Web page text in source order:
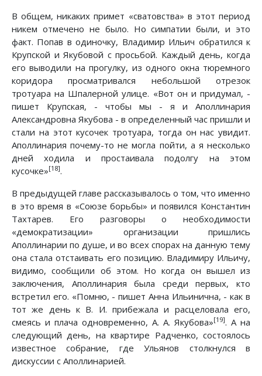
В общем, никаких примет «сватовства» в этот период
никем отмечено не было. Но симпатии были, и это
факт. Попав в одиночку, Владимир Ильич обратился к
Крупской и Якубовой с просьбой. Каждый день, когда
его выводили на прогулку, из одного окна тюремного
коридора просматривался небольшой отрезок
тротуара на Шпалерной улице. «Вот он и придумал, -
пишет Крупская, - чтобы мы - я и Аполлинария
Александровна Якубова - в определенный час пришли и
стали на этот кусочек тротуара, тогда он нас увидит.
Аполлинария почему-то не могла пойти, а я несколько
дней ходила и простаивала подолгу на этом
кусочке»[18].
В предыдущей главе рассказывалось о том, что именно
в это время в «Союзе борьбы» и появился Константин
Тахтарев. Его разговоры о необходимости
«демократизации» организации пришлись
Аполлинарии по душе, и во всех спорах на данную тему
она стала отстаивать его позицию. Владимиру Ильичу,
видимо, сообщили об этом. Но когда он вышел из
заключения, Аполлинария была среди первых, кто
встретил его. «Помню, - пишет Анна Ильинична, - как в
тот же день к В. И. прибежала и расцеловала его,
смеясь и плача одновременно, А. А. Якубова»[19]. А на
следующий день, на квартире Радченко, состоялось
известное собрание, где Ульянов столкнулся в
дискуссии с Аполлинарией.